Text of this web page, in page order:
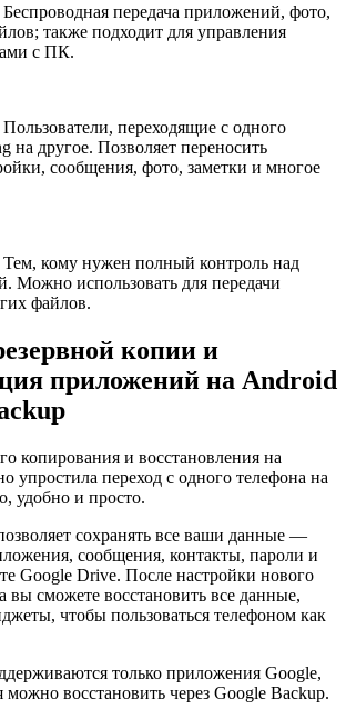
Беспроводная передача приложений, фото,
также подходит для управления
с ПК.
Пользователи, переходящие с одного
на другое. Позволяет переносить
сообщения, фото, заметки и многое
Тем, кому нужен полный контроль над
Можно использовать для передачи
файлов.
копии и
приложений на Android
копирования и восстановления на
упростила переход с одного телефона на
удобно и просто.
сохранять все ваши данные —
сообщения, контакты, пароли и
Google Drive. После настройки нового
вы сможете восстановить все данные,
чтобы пользоваться телефоном как
только приложения Google,
восстановить через Google Backup.